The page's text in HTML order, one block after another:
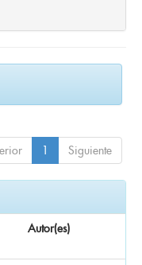
1 Siguiente
Autor(es)